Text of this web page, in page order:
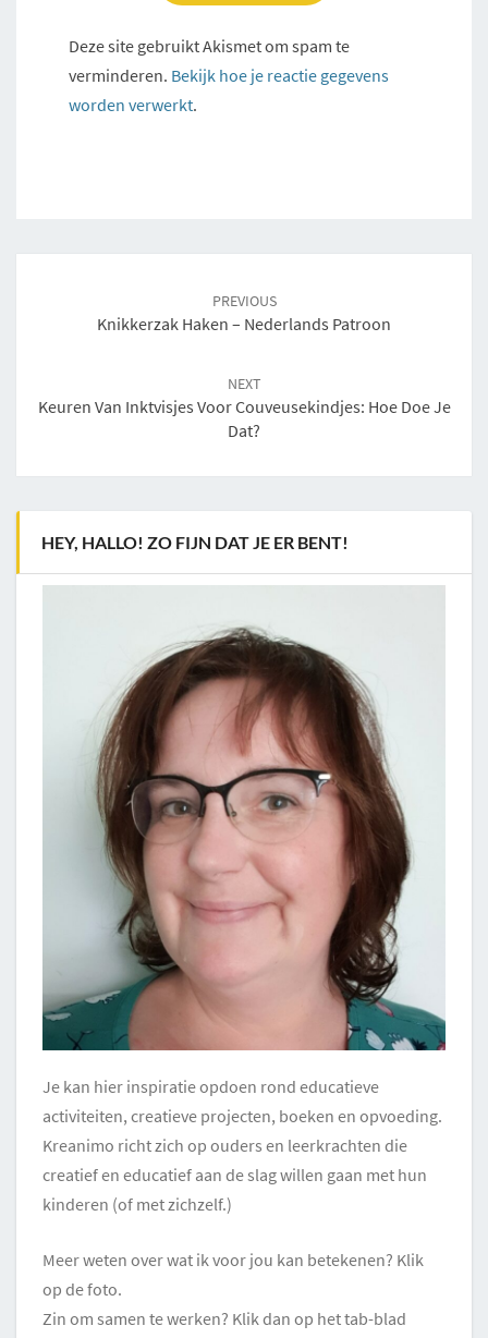
Deze site gebruikt Akismet om spam te
verminderen. Bekijk hoe je reactie gegevens
worden verwerkt.
PREVIOUS
Knikkerzak Haken – Nederlands Patroon
NEXT
Keuren Van Inktvisjes Voor Couveusekindjes: Hoe Doe Je
Dat?
HEY, HALLO! ZO FIJN DAT JE ER BENT!
Je kan hier inspiratie opdoen rond educatieve
activiteiten, creatieve projecten, boeken en opvoeding.
Kreanimo richt zich op ouders en leerkrachten die
creatief en educatief aan de slag willen gaan met hun
kinderen (of met zichzelf.)
Meer weten over wat ik voor jou kan betekenen? Klik
op de foto.
Zin om samen te werken? Klik dan op het tab-blad